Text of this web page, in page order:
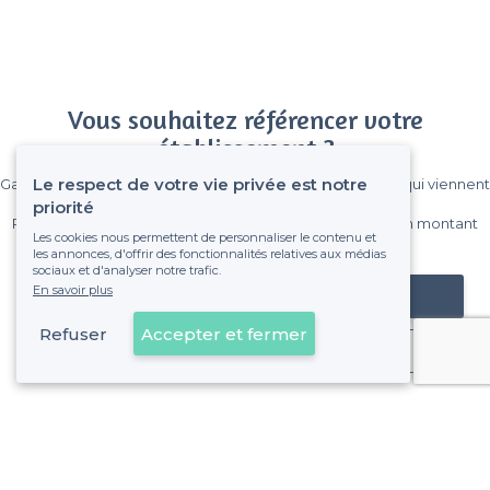
Vous souhaitez référencer votre
établissement ?
Gagnez de nombreux clients parmi le million de visiteurs qui viennent
Pas de commissions et sans engagement, vous payez un montant
fixe sans risque de voir déraper la facture.
Référencer mon établissement
Déjà client
Le respect de votre vie privée est notre
priorité
Les cookies nous permettent de personnaliser le contenu et
les annonces, d'offrir des fonctionnalités relatives aux médias
sociaux et d'analyser notre trafic.
En savoir plus
Refuser Accepter et fermer